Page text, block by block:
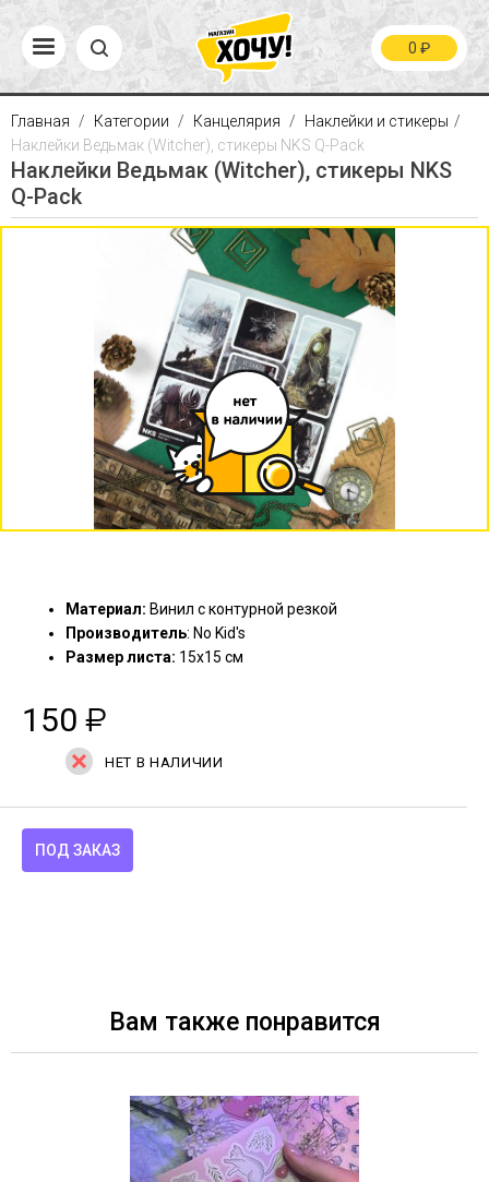
0 ₽
Главная Категории Канцелярия
Наклейки и стикеры
Наклейки Ведьмак (Witcher), стикеры NKS Q-Pack
Наклейки Ведьмак (Witcher), стикеры NKS
Q-Pack
Материал: Винил с контурной резкой
Производитель: No Kid's
Размер листа: 15х15 см
150 ₽
НЕТ В НАЛИЧИИ
ПОД ЗАКАЗ
Вам также понравится